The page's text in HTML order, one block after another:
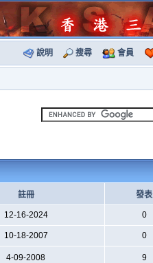
說明 搜尋 會員
註冊 發表
12-16-2024 0
10-18-2007 0
4-09-2008 9